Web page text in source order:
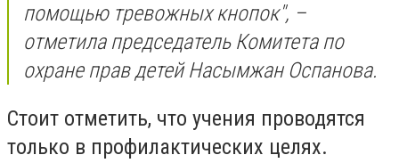
помощью тревожных кнопок", –
отметила председатель Комитета по
охране прав детей Насымжан Оспанова.
Стоит отметить, что учения проводятся
только в профилактических целях.